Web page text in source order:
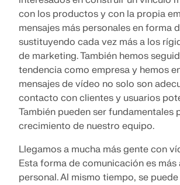
con los productos y con la propia
mensajes más personales en forma
sustituyendo cada vez más a los
de marketing. También hemos
tendencia como empresa y hemos
mensajes de vídeo no solo son
contacto con clientes y usuarios
También pueden ser fundamentales
crecimiento de nuestro equipo.
Llegamos a mucha más gente con
Esta forma de comunicación es
personal. Al mismo tiempo, se